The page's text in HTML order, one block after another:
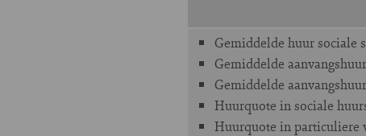
Gemiddelde huur sociale
Gemiddelde
Gemiddelde
Huurquote in sociale
Huurquote in particuliere